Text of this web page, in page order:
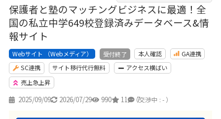
保護者と塾のマッチングビジネスに最適！全
国の私立中学649校登録済みデータベース&情
報サイト
Webサイト （Webメディア） 受付終了 本人確認
GA連携
SC連携
サイト移行代行無料
アクセス横ばい
売上急上昇
2025/09/09 2026/07/29 990 11 7
（交渉中 : - ）